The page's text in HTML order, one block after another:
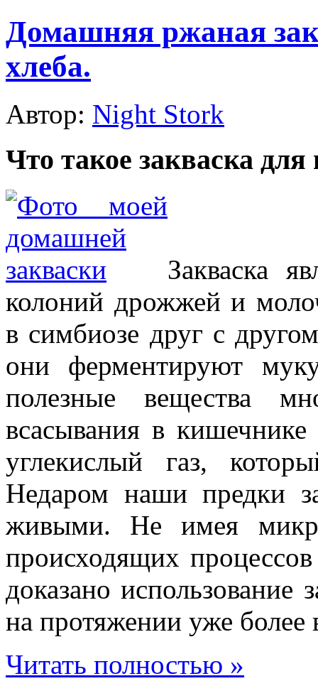
Домашняя ржаная
хлеба.
Автор: Night Stork
Что такое закваска
Закваска
колоний дрожжей и
в симбиозе друг с
они ферментируют
полезные вещества
всасывания в кишечнике
углекислый газ,
Недаром наши предки
живыми. Не имея
происходящих
доказано использование
на протяжении уже более
Читать полностью »